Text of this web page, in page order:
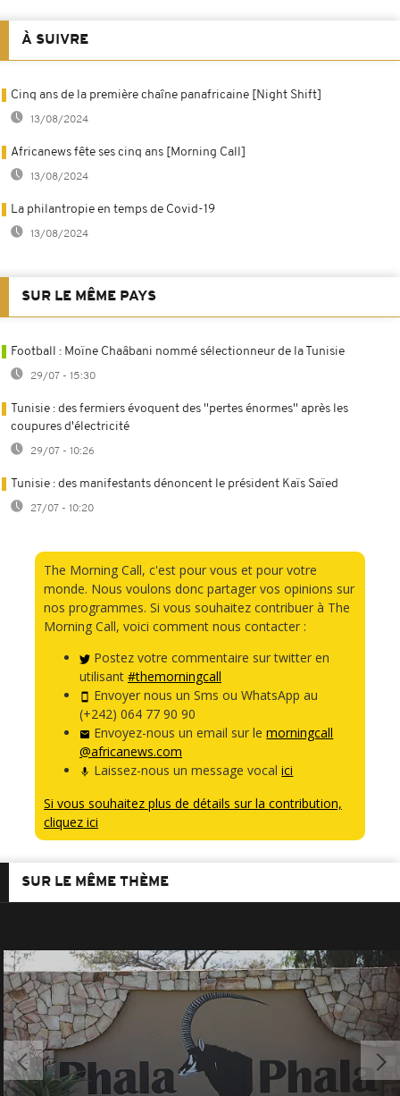
À SUIVRE
Cinq ans de la première chaîne panafricaine [Night Shift]
13/08/2024
Africanews fête ses cinq ans [Morning Call]
13/08/2024
La philantropie en temps de Covid-19
13/08/2024
SUR LE MÊME PAYS
Football : Moïne Chaâbani nommé sélectionneur de la Tunisie
29/07 - 15:30
Tunisie : des fermiers évoquent des ''pertes énormes'' après les
coupures d'électricité
29/07 - 10:26
Tunisie : des manifestants dénoncent le président Kaïs Saïed
27/07 - 10:20
The Morning Call, c'est pour vous et pour votre
monde. Nous voulons donc partager vos opinions sur
nos programmes. Si vous souhaitez contribuer à The
Morning Call, voici comment nous contacter :
Postez votre commentaire sur twitter en
utilisant #themorningcall
Envoyer nous un Sms ou WhatsApp au
(+242) 064 77 90 90
Envoyez-nous un email sur lemorningcall
@africanews.com
Laissez-nous un message vocalici
Si vous souhaitez plus de détails sur la contribution,
cliquez ici
SUR LE MÊME THÈME